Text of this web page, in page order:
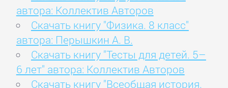
автора: Коллектив Авторов
Скачать книгу "Физика. 8 класс"
автора: Перышкин А. В.
Скачать книгу "Тесты для детей. 5–
6 лет" автора: Коллектив Авторов
Скачать книгу "Всеобщая история.